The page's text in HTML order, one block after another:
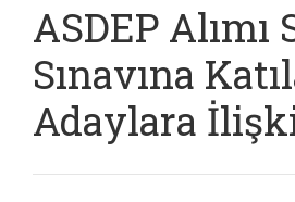
ASDEP Alımı
Sınavına
Adaylara